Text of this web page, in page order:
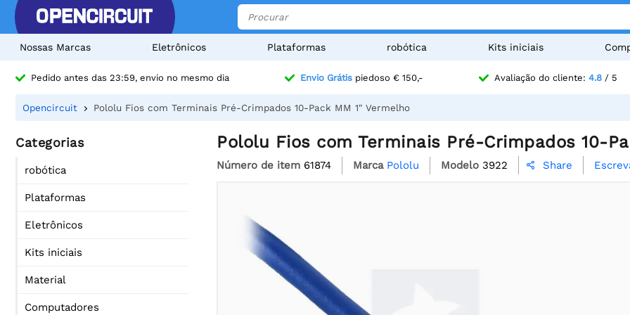
Nossas Marcas Eletrônicos Plataformas robótica Kits iniciais
Pedido antes das 23:59, envio no mesmo dia Envio Grátispiedoso € 150,- Avaliação do cliente: 4.8/ 5
Opencircuit Pololu Fios com Terminais Pré-Crimpados 10-Pack MM 1" Vermelho
Categorias
robótica
Plataformas
Eletrônicos
Kits iniciais
Material
Computadores
Pololu Fios com Terminais Pré-Crimpados 10-
Número de item 61874 Marca Pololu Modelo 3922  Share